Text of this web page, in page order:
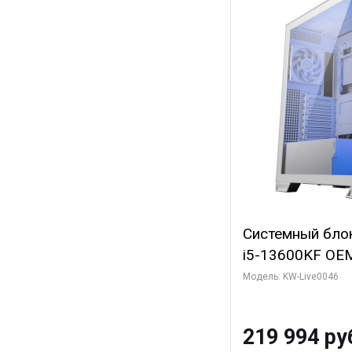
Системный
i5-13600KF
7, C14 8EC/
SSD)
Модель: KW-Live0046
219 994